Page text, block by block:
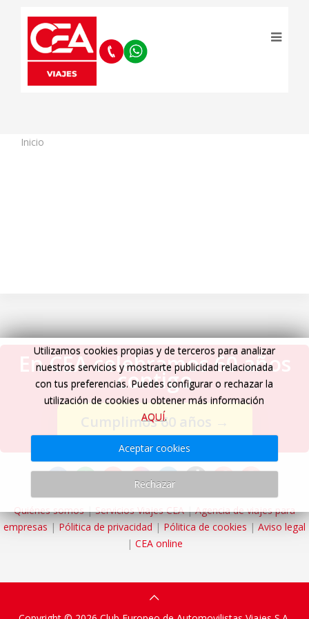
Inicio
En CEA celebramos 60 años
contigo
Cumplimos 60 años →
Quiénes somos|Servicios Viajes CEA|Agencia de viajes para
empresas|Pólitica de privacidad|Pólitica de cookies|Aviso legal
| CEA online
Utilizamos cookies propias y de terceros para analizar
nuestros servicios y mostrarte publicidad relacionada
con tus preferencias. Puedes configurar o rechazar la
utilización de cookies u obtener más información
AQUÍ.
Aceptar cookies
Rechazar